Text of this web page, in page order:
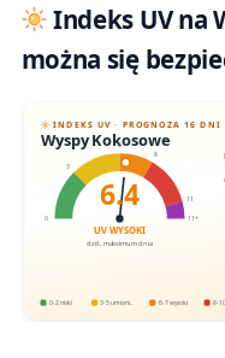
Indeks UV na
można się
INDEKS UV · PROGNOZA 16 DNI
Wyspy Kokosowe
0
3
6
8
11
11+
6.4
UV WYSOKI
dziś, maksimum dnia
0-2 niski 3-5 umiark. 6-7 wysoki 8-